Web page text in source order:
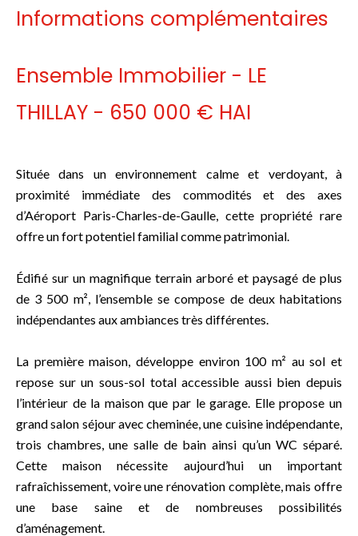
Informations complémentaires
Ensemble Immobilier - LE
THILLAY - 650 000 € HAI
Située dans un environnement calme et verdoyant, à
proximité immédiate des commodités et des axes
d’Aéroport Paris-Charles-de-Gaulle, cette propriété rare
offre un fort potentiel familial comme patrimonial.
Édifié sur un magnifique terrain arboré et paysagé de plus
de 3 500 m², l’ensemble se compose de deux habitations
indépendantes aux ambiances très différentes.
La première maison, développe environ 100 m² au sol et
repose sur un sous-sol total accessible aussi bien depuis
l’intérieur de la maison que par le garage. Elle propose un
grand salon séjour avec cheminée, une cuisine indépendante,
trois chambres, une salle de bain ainsi qu’un WC séparé.
Cette maison nécessite aujourd’hui un important
rafraîchissement, voire une rénovation complète, mais offre
une base saine et de nombreuses possibilités
d’aménagement.